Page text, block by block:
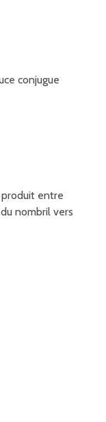
conjugue
produit entre
nombril vers